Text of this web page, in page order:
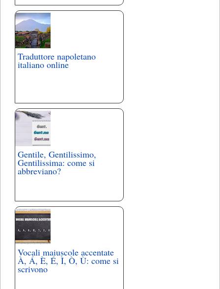
Traduttore napoletano
italiano online
Gentile, Gentilissimo,
Gentilissima: come si
abbreviano?
Vocali maiuscole accentate
À, Á, È, É, Ì, Ò, Ù: come si
scrivono